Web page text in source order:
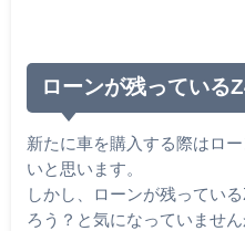
ローンが残っている
新たに車を購入する際はロ
いと思います。
しかし、ローンが残ってい
ろう？と気になっていません